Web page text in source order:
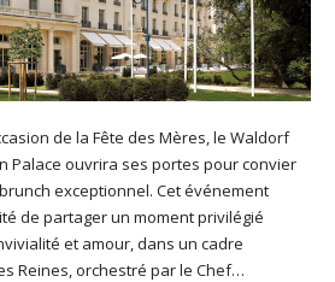
de la Fête des Mères, le Waldorf
Palace ouvrira ses portes pour convier
exceptionnel. Cet événement
de partager un moment privilégié
et amour, dans un cadre
Reines, orchestré par le Chef…